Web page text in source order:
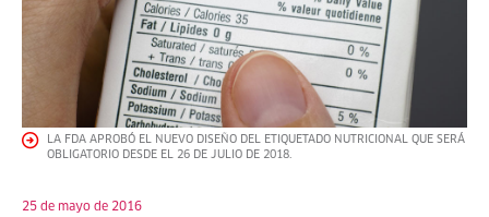
LA FDA APROBÓ EL NUEVO DISEÑO DEL ETIQUETADO NUTRICIONAL QUE SERÁ
OBLIGATORIO DESDE EL 26 DE JULIO DE 2018.
25 de mayo de 2016